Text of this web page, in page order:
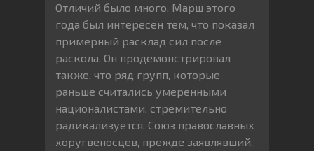
Отличий было много. Марш этого
года был интересен тем, что показал
примерный расклад сил после
раскола. Он продемонстрировал
также, что ряд групп, которые
раньше считались умеренными
националистами, стремительно
радикализуется. Союз православных
хоругвеносцев, прежде заявлявший,